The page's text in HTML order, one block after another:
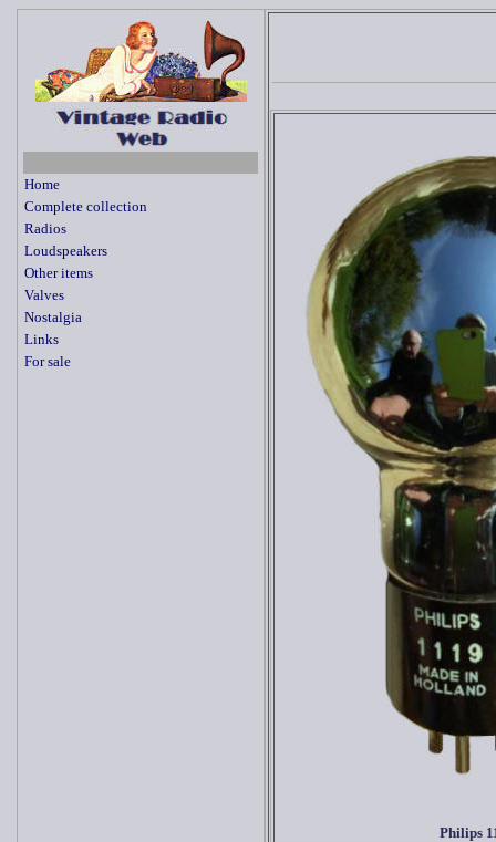
Home
Complete collection
Radios
Loudspeakers
Other items
Valves
Nostalgia
Links
For sale
Philips